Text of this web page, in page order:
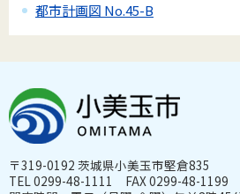
都市計画図 No.45-B
〒319-0192 茨城県小美玉市堅倉835
TEL 0299-48-1111 FAX 0299-48-1199